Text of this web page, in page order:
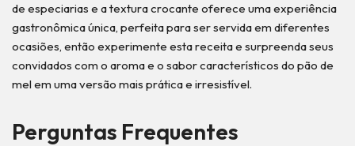
de especiarias e a textura crocante oferece uma experiência
gastronômica única, perfeita para ser servida em diferentes
ocasiões, então experimente esta receita e surpreenda seus
convidados com o aroma e o sabor característicos do pão de
mel em uma versão mais prática e irresistível.
Perguntas Frequentes